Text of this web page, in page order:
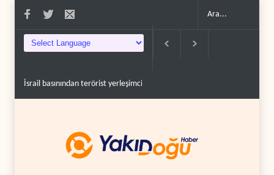
basınından terörist yerleşimcilere destek itiraf..